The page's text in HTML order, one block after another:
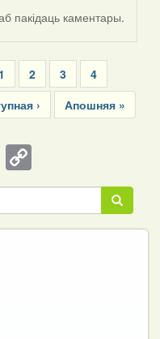
пакідаць каментары.
Page
1 Page
2 Page
3 Page
4
›
Last
page
Апошняя »
Copy
Link Пошук
Пошук